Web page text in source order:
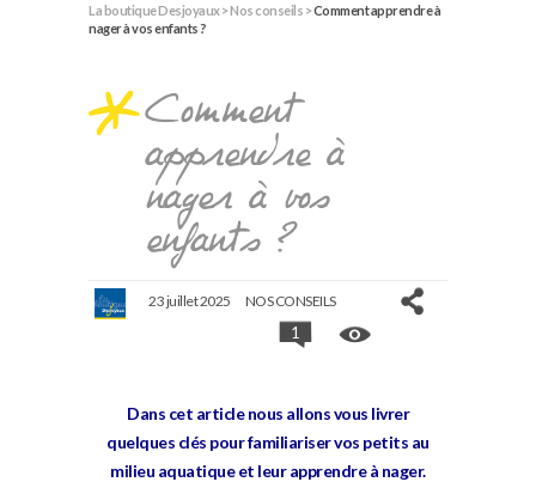
La boutique Desjoyaux>Nos conseils >Comment apprendre à
nager à vos enfants ?
Comment
apprendre à
nager à vos
enfants ?
23 juillet 2025 NOS CONSEILS
1
Dans cet article nous allons vous livrer
quelques clés pour familiariser vos petits au
milieu aquatique et leur apprendre à nager.